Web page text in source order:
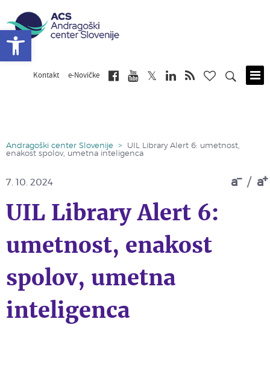
Kontakt e-Novičke
Andragoški center Slovenije >
UIL Library Alert 6: umetnost,
enakost spolov, umetna inteligenca
a / a
7. 10. 2024
UIL Library Alert 6:
umetnost, enakost
spolov, umetna
inteligenca
Open toolbar